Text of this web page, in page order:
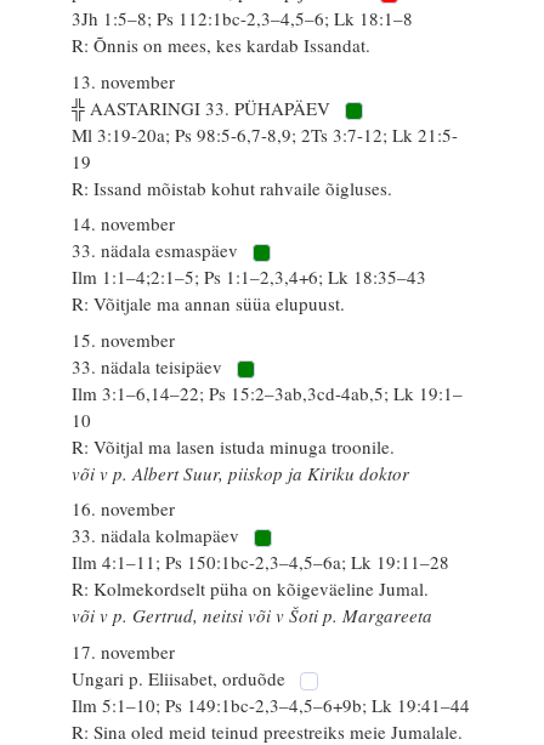
3Jh 1:5–8; Ps 112:1bc-2,3–4,5–6; Lk 18:1–8
R: Õnnis on mees, kes kardab Issandat.
13. november
╬ AASTARINGI 33. PÜHAPÄEV
Ml 3:19-20a; Ps 98:5-6,7-8,9; 2Ts 3:7-12; Lk 21:5-
19
R: Issand mõistab kohut rahvaile õigluses.
14. november
33. nädala esmaspäev
Ilm 1:1–4;2:1–5; Ps 1:1–2,3,4+6; Lk 18:35–43
R: Võitjale ma annan süüa elupuust.
15. november
33. nädala teisipäev
Ilm 3:1–6,14–22; Ps 15:2–3ab,3cd-4ab,5; Lk 19:1–
10
R: Võitjal ma lasen istuda minuga troonile.
või v p. Albert Suur, piiskop ja Kiriku doktor
16. november
33. nädala kolmapäev
Ilm 4:1–11; Ps 150:1bc-2,3–4,5–6a; Lk 19:11–28
R: Kolmekordselt püha on kõigeväeline Jumal.
või v p. Gertrud, neitsi või v Šoti p. Margareeta
17. november
Ungari p. Eliisabet, orduõde
Ilm 5:1–10; Ps 149:1bc-2,3–4,5–6+9b; Lk 19:41–44
R: Sina oled meid teinud preestreiks meie Jumalale.